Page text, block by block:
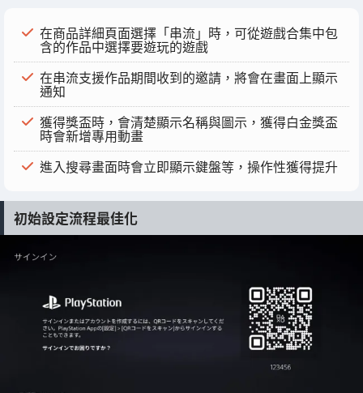
在商品詳細頁面選擇「串流」時，可從遊戲合集中包
含的作品中選擇要遊玩的遊戲
在串流支援作品期間收到的邀請，將會在畫面上顯示
通知
獲得獎盃時，會清楚顯示名稱與圖示，獲得白金獎盃
時會新增專用動畫
進入搜尋畫面時會立即顯示鍵盤等，操作性獲得提升
初始設定流程最佳化